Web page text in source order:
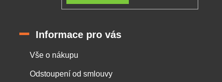
Informace pro vás
Vše o nákupu
Odstoupení od smlouvy